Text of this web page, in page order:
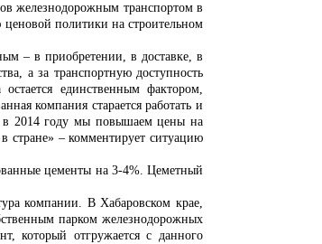
железнодорожным транспортом в
политики на строительном
– в приобретении, в доставке, в
а за транспортную доступность
единственным фактором,
компания старается работать и
2014 году мы повышаем цены на
стране» – комментирует ситуацию
цементы на 3-4%. Цеметный
компании. В Хабаровском крае,
парком железнодорожных
который отгружается с данного